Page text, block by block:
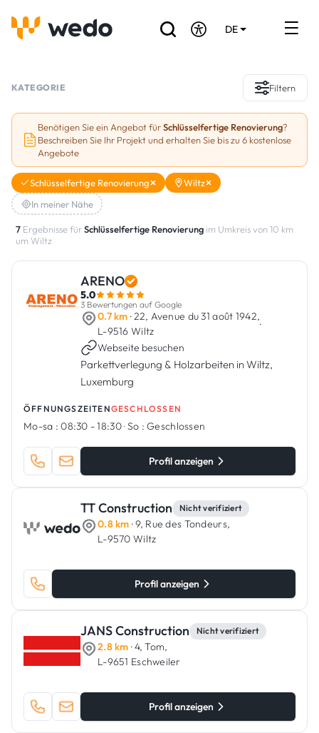
DE
Referenzen
Förderungen & Zuschüsse
Stellenbörse
Sind Sie Handwerker?
Einloggen
KATEGORIE Filtern
Benötigen Sie ein Angebot fürSchlüsselfertige Renovierung?
Beschreiben Sie Ihr Projekt und erhalten Sie bis zu 6 kostenlose
Angebote
Schlüsselfertige Renovierung
Wiltz
In meiner Nähe
7 Ergebnisse fürSchlüsselfertige Renovierung im Umkreis von 10 km
um Wiltz
ARENO
5.0
3 Bewertungen auf Google
0.7 km · 22, Avenue du 31 août 1942,
L-9516 Wiltz
·
Webseite besuchen
Parkettverlegung & Holzarbeiten in Wiltz,
Luxemburg
ÖFFNUNGSZEITENGESCHLOSSEN
Mo-sa : 08:30 - 18:30·So : Geschlossen
Profil anzeigen
TT Construction Nicht verifiziert
0.8 km · 9, Rue des Tondeurs,
L-9570 Wiltz
Profil anzeigen
JANS Construction Nicht verifiziert
2.8 km · 4, Tom,
L-9651 Eschweiler
Profil anzeigen